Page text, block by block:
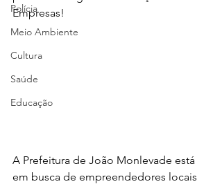
Polícia
Meio Ambiente
Cultura
Saúde
Educação
Empresas!
A Prefeitura de João Monlevade está
em busca de empreendedores locais